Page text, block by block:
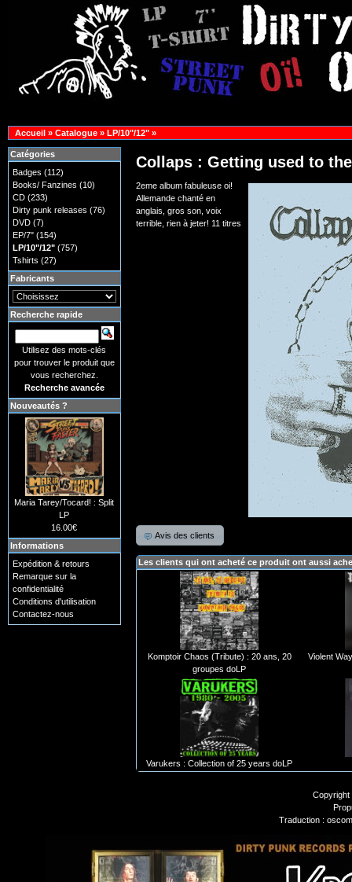
Accueil» Catalogue» LP/10"/12"»
Collaps : Getting used to
2eme album fabuleuse oi!
Allemande chanté en
anglais, gros son, voix
terrible, rien à jeter! 11 titres
Avis des clients
Les clients qui ont acheté ce produit ont aussi
Komptoir Chaos (Tribute) : 20 ans, 20
groupes doLP
Violent
Varukers : Collection of 25 years doLP
Catégories
Badges (112)
Books/ Fanzines (10)
CD(233)
Dirty punk releases (76)
DVD(7)
EP/7"(154)
LP/10"/12"(757)
Tshirts (27)
Fabricants
Recherche rapide
Utilisez des mots-clés
pour trouver le produit que
vous recherchez.
Recherche avancée
Nouveautés ?
Maria Tarey/Tocard! : Split
LP
16.00€
Informations
Expédition & retours
Remarque sur la
confidentialité
Conditions d'utilisation
Contactez-nous
Traduction :